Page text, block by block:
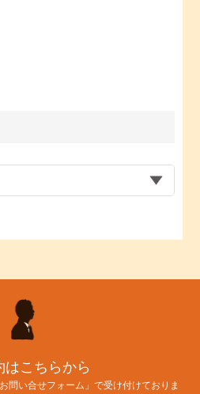
こちらから
問い合せフォーム」で受け付けておりま